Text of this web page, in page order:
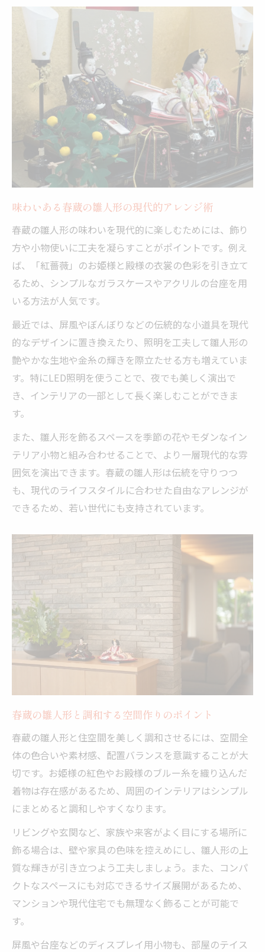
味わいある春蔵の雛人形の現代的アレンジ術
春蔵の雛人形の味わいを現代的に楽しむためには、飾り
方や小物使いに工夫を凝らすことがポイントです。例え
ば、「紅薔薇」のお姫様と殿様の衣裳の色彩を引き立て
るため、シンプルなガラスケースやアクリルの台座を用
いる方法が人気です。
最近では、屏風やぼんぼりなどの伝統的な小道具を現代
的なデザインに置き換えたり、照明を工夫して雛人形の
艶やかな生地や金糸の輝きを際立たせる方も増えていま
す。特にLED照明を使うことで、夜でも美しく演出で
き、インテリアの一部として長く楽しむことができま
す。
また、雛人形を飾るスペースを季節の花やモダンなイン
テリア小物と組み合わせることで、より一層現代的な雰
囲気を演出できます。春蔵の雛人形は伝統を守りつつ
も、現代のライフスタイルに合わせた自由なアレンジが
できるため、若い世代にも支持されています。
春蔵の雛人形と調和する空間作りのポイント
春蔵の雛人形と住空間を美しく調和させるには、空間全
体の色合いや素材感、配置バランスを意識することが大
切です。お姫様の紅色やお殿様のブルー糸を織り込んだ
着物は存在感があるため、周囲のインテリアはシンプル
にまとめると調和しやすくなります。
リビングや玄関など、家族や来客がよく目にする場所に
飾る場合は、壁や家具の色味を控えめにし、雛人形の上
質な輝きが引き立つよう工夫しましょう。また、コンパ
クトなスペースにも対応できるサイズ展開があるため、
マンションや現代住宅でも無理なく飾ることが可能で
す。
屏風や台座などのディスプレイ用小物も、部屋のテイス